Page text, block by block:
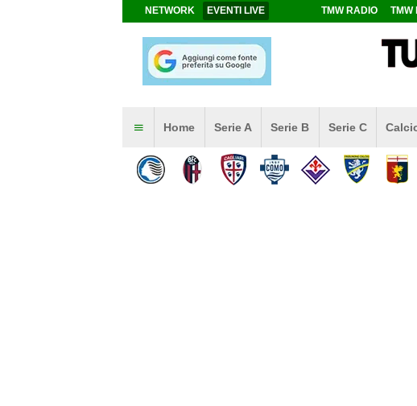
NETWORK EVENTI LIVE TMW RADIO TMW
Home Serie A Serie B Serie C